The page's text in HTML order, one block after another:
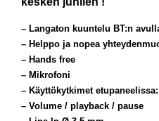
– Langaton kuuntelu BT:n
– Helppo ja nopea
– Hands free
– Mikrofoni
– Käyttökytkimet etupaneelissa:
– Volume / playback / pause